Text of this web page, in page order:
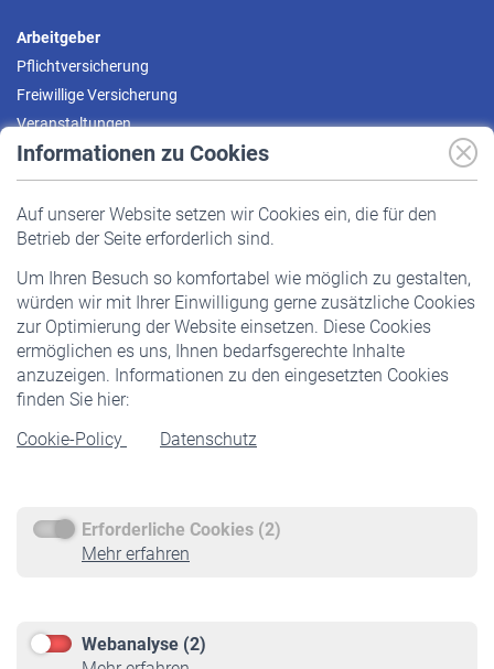
Informationen zu Cookies
Auf unserer Website setzen wir Cookies ein, die für den
Betrieb der Seite erforderlich sind.
Um Ihren Besuch so komfortabel wie möglich zu gestalten,
würden wir mit Ihrer Einwilligung gerne zusätzliche Cookies
zur Optimierung der Website einsetzen. Diese Cookies
ermöglichen es uns, Ihnen bedarfsgerechte Inhalte
anzuzeigen. Informationen zu den eingesetzten Cookies
finden Sie hier:
Cookie-Policy
Datenschutz
Erforderliche Cookies (2)
Mehr erfahren
Webanalyse (2)
Arbeitgeber
Pflichtversicherung
Freiwillige Versicherung
Veranstaltungen
Pflichtversicherung
Staatliche Förderung
Veranstaltungen
Rentner
Rentenbeginn
Rente beantragen
Service
Informationen
Online-Rechner